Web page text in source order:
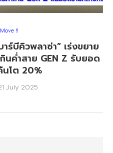
!!
ร์บีคิวพลาซ่า” เร่งขยาย
นค่ำสาย GEN Z รับยอด
นโต 20%
July 2025